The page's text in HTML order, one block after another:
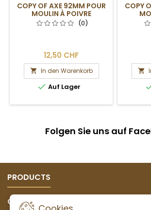
COPY OF AXE 92MM POUR
MOULIN À POIVRE
(0)
12,50 CHF
 In den Warenkorb
 Auf Lager
COPY

Folgen Sie uns auf
PRODUCTS
OUR COMPANY